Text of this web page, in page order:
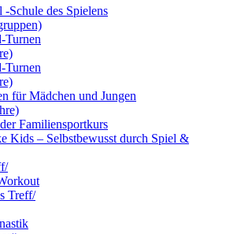
-Schule des Spielens
Turnen
Turnen
für Mädchen und Jungen
Familiensportkurs
Kids – Selbstbewusst durch Spiel &
Treff/